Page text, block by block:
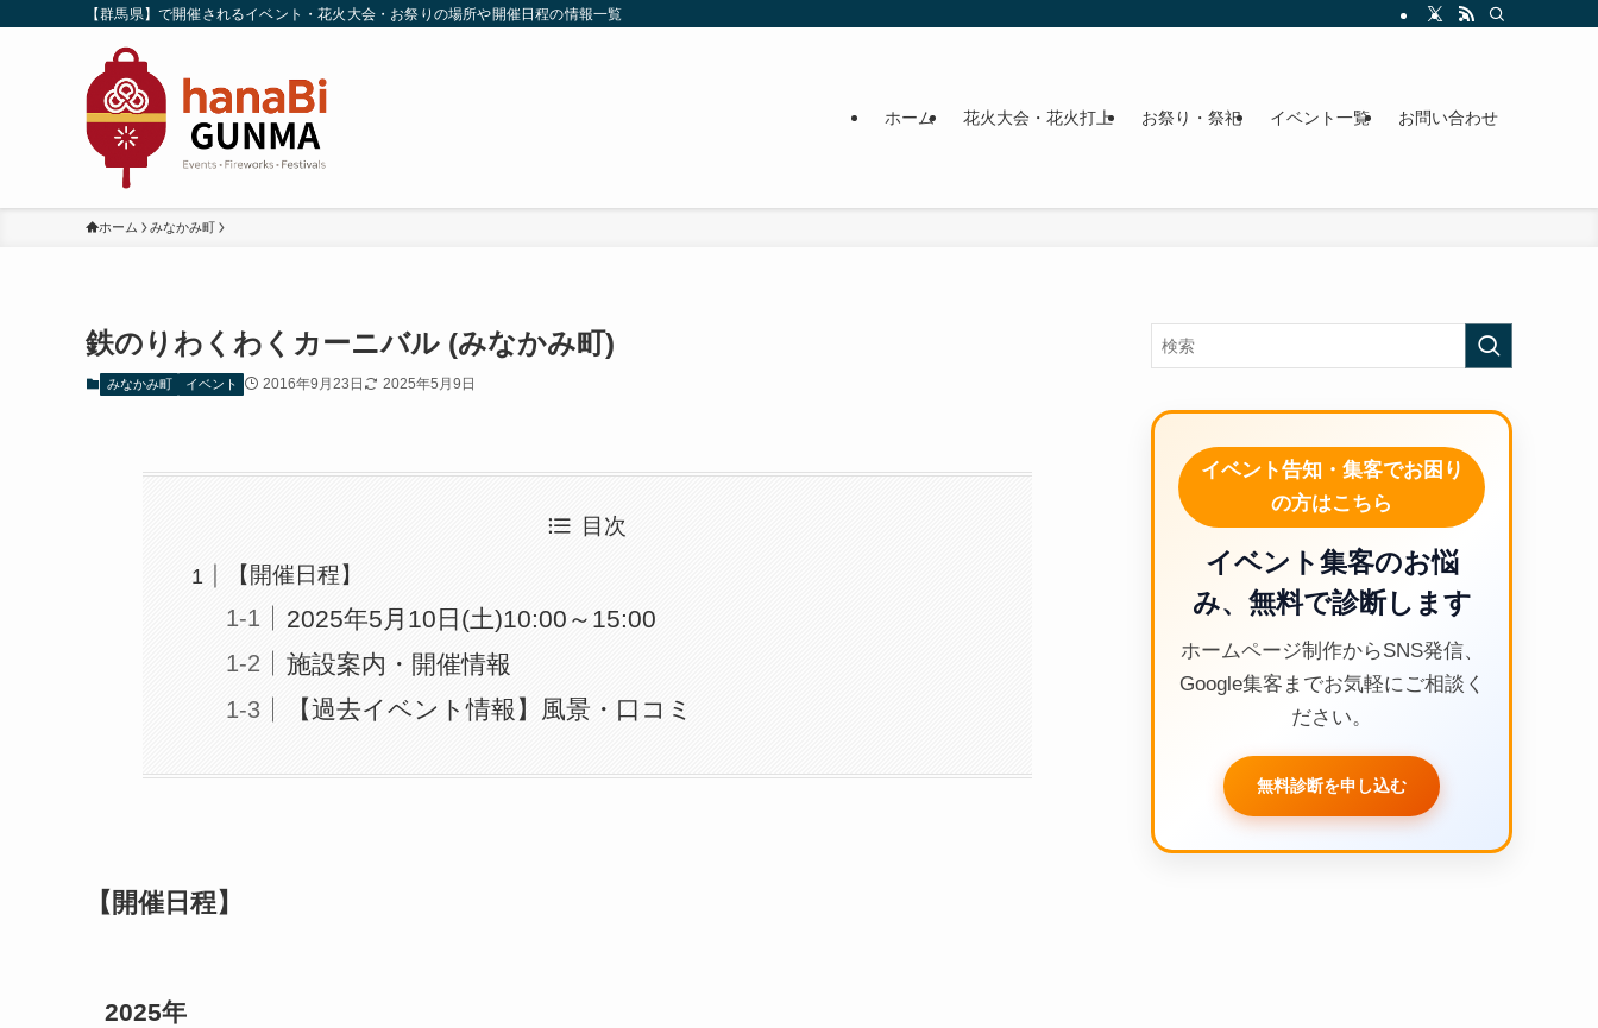
【群馬県】で開催されるイベント・花火大会・お祭りの場所や開催日程の情報一覧
ホーム 花火大会・花火打上 お祭り・祭祀 イベント一覧 お問い合わせ
ホーム みなかみ町
鉄のりわくわくカーニバル (みなかみ町)
みなかみ町 イベント 2016年9月23日 2025年5月9日
目次
【開催日程】
2025年5月10日(土)10:00～15:00
施設案内・開催情報
【過去イベント情報】風景・口コミ
【開催日程】
2025年
イベント告知・集客でお困り
の方はこちら
イベント集客のお悩
み、無料で診断します
ホームページ制作からSNS発信、
Google集客までお気軽にご相談く
ださい。
無料診断を申し込む